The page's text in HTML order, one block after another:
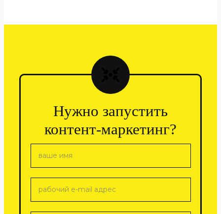
Нужно запустить
контент-маркетинг?